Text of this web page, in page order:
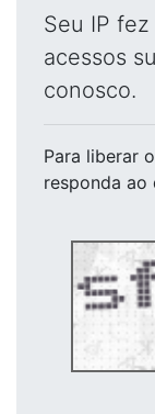
Seu IP
acessos
conosco.
Para liberar
responda ao